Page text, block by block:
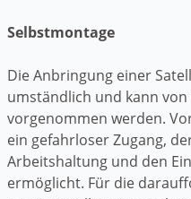
Selbstmontage
Die Anbringung einer
umständlich und kann
vorgenommen werden.
ein gefahrloser Zugang,
Arbeitshaltung und den
ermöglicht. Für die